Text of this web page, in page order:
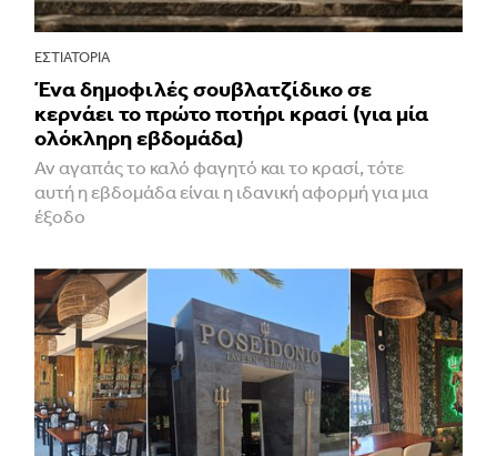
ΕΣΤΙΑΤΌΡΙΑ
Ένα δημοφιλές σουβλατζίδικο σε
κερνάει το πρώτο ποτήρι κρασί (για μία
ολόκληρη εβδομάδα)
Αν αγαπάς το καλό φαγητό και το κρασί, τότε
αυτή η εβδομάδα είναι η ιδανική αφορμή για μια
έξοδο